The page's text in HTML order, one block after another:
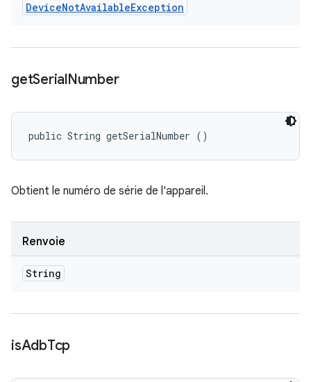
DeviceNotAvailableException
getSerialNumber
public String getSerialNumber ()
Obtient le numéro de série de l'appareil.
Renvoie
String
isAdbTcp